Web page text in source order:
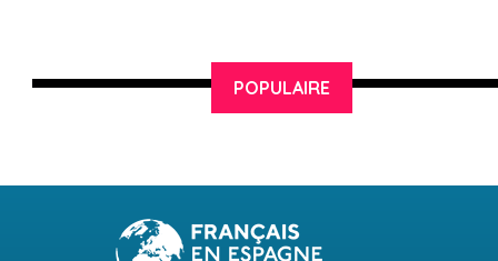
POPULAIRE